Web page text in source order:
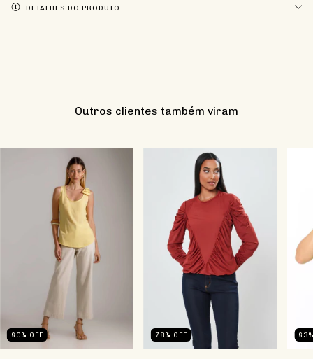
DETALHES DO PRODUTO
Outros clientes também viram
60% OFF 78% OFF 63